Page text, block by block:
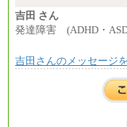
■その
月給：
※20時
中途：
(1)(2)
吉田 さん
発達障害 (ADHD・
吉田さんのメッセージ